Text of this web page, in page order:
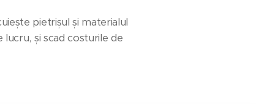
pietrișul și materialul
și scad costurile de